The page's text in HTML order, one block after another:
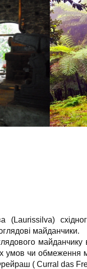
(Laurissilva)
майданчики.
майданчику
умов чи обмеження
( Curral das